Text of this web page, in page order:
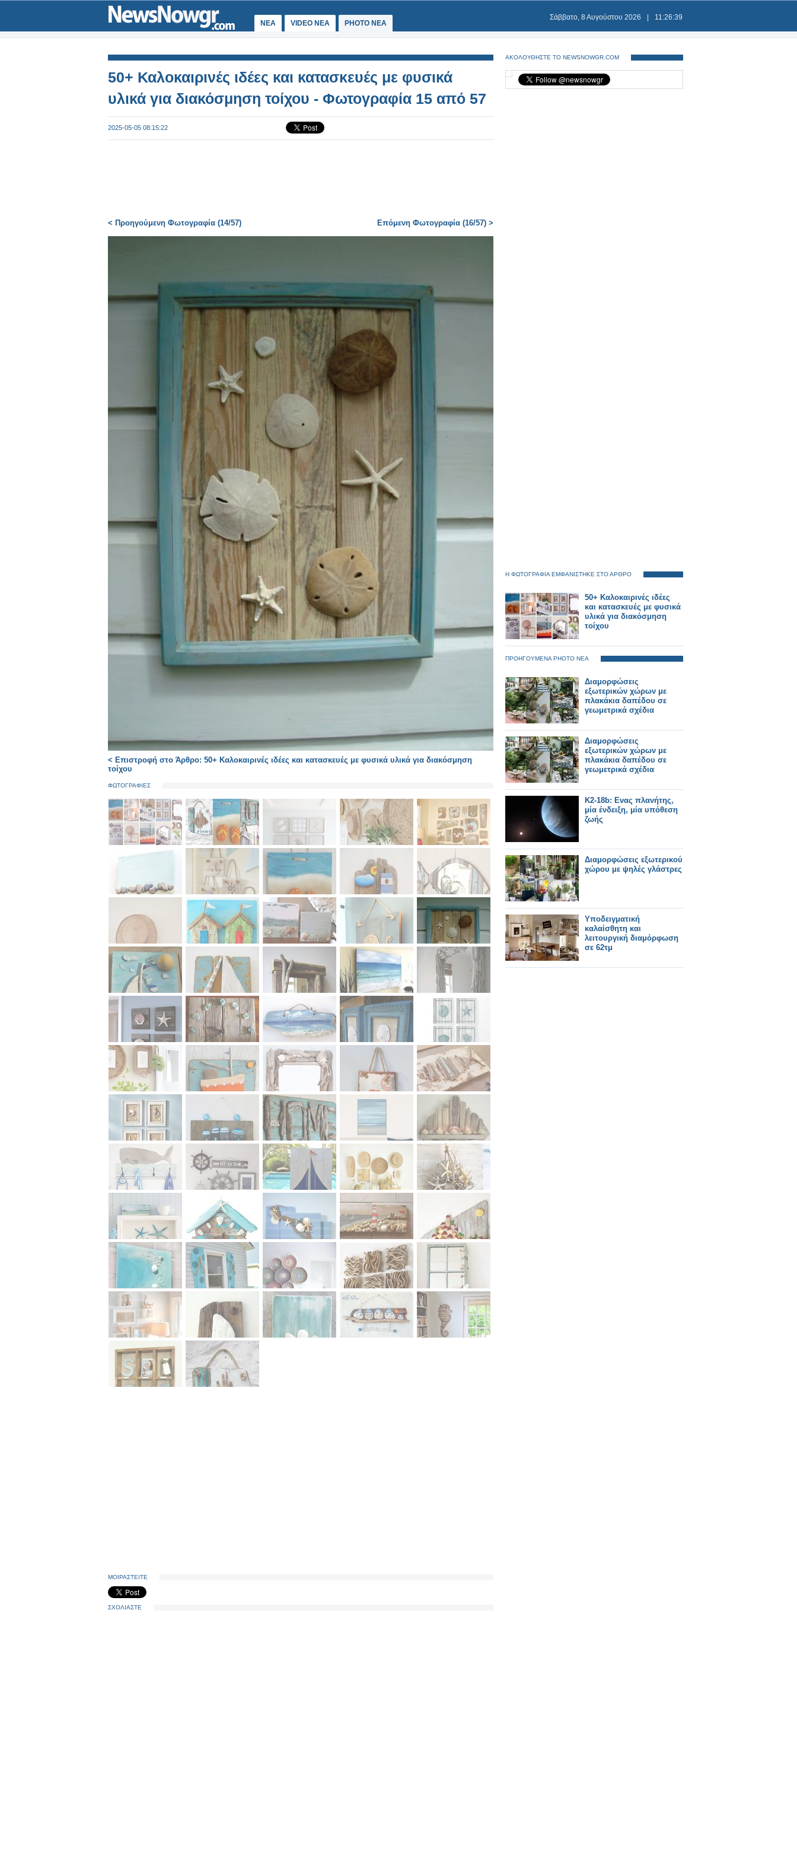
ΝΕΑ VIDEO NEA PHOTO NEA
Σάββατο, 8 Αυγούστου 2026 11:26:40
50+ Καλοκαιρινές ιδέες και κατασκευές με φυσικά
υλικά για διακόσμηση τοίχου - Φωτογραφία 15 από 57
2025-05-05 08:15:22
< Προηγούμενη Φωτογραφία (14/57) Επόμενη Φωτογραφία (16/57) >
< Επιστροφή στο Άρθρο: 50+ Καλοκαιρινές ιδέες και κατασκευές με φυσικά υλικά για διακόσμηση
τοίχου
ΦΩΤΟΓΡΑΦΙΕΣ
ΜΟΙΡΑΣΤΕΙΤΕ
ΣΧΟΛΙΑΣΤΕ
ΑΚΟΛΟΥΘΗΣΤΕ ΤΟ NEWSNOWGR.COM
Η ΦΩΤΟΓΡΑΦΙΑ ΕΜΦΑΝΙΣΤΗΚΕ ΣΤΟ ΑΡΘΡΟ
50+ Καλοκαιρινές ιδέες
και κατασκευές με φυσικά
υλικά για διακόσμηση
τοίχου
ΠΡΟΗΓΟΥΜΕΝΑ PHOTO ΝΕΑ
Διαμορφώσεις
εξωτερικών χώρων με
πλακάκια δαπέδου σε
γεωμετρικά σχέδια
Διαμορφώσεις
εξωτερικών χώρων με
πλακάκια δαπέδου σε
γεωμετρικά σχέδια
K2-18b: Ενας πλανήτης,
μία ένδειξη, μία υπόθεση
ζωής
Διαμορφώσεις εξωτερικού
χώρου με ψηλές γλάστρες
Υποδειγματική
καλαίσθητη και
λειτουργική διαμόρφωση
σε 62τμ